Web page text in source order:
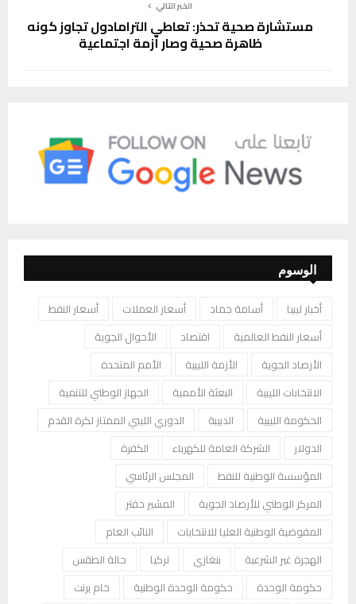
الخبر التالي
مستشارة صحية تحذر: تعاطي الترامادول تجاوز كونه
ظاهرة صحية وصار أزمة اجتماعية
الوسوم
أخبار ليبيا أسامة حماد أسعار العملات
أسعار النفط
أسعار النفط العالمية
اقتصاد
الأحوال الجوية
الأرصاد الجوية
الأزمة الليبية
الأمم المتحدة
الانتخابات الليبية
البعثة الأممية
الجهاز الوطني للتنمية
الحكومة الليبية
الدبيبة
الدوري الليبي الممتاز لكرة القدم
الدولار
الشركة العامة للكهرباء
الكفرة
المؤسسة الوطنية للنفط
المجلس الرئاسي
المركز الوطني للأرصاد الجوية
المشير حفتر
المفوضية الوطنية العليا للانتخابات
النائب العام
الهجرة غير الشرعية
بنغازي تركيا
حالة الطقس
حكومة الوحدة
حكومة الوحدة الوطنية
خام برنت